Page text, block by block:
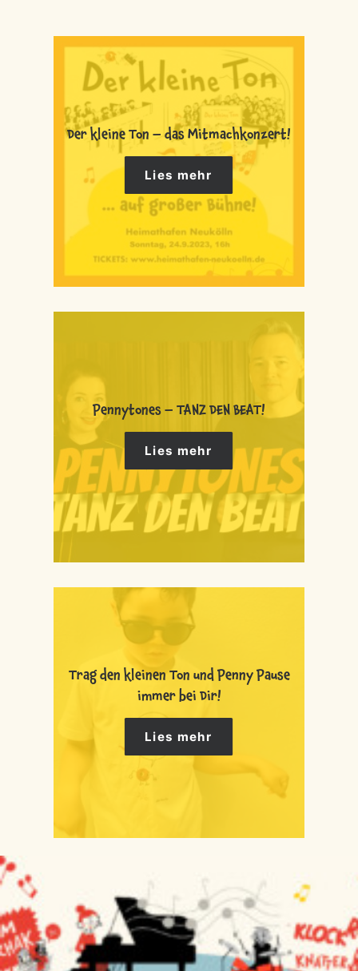
Der kleine Ton – das Mitmachkonzert!
Lies mehr
Pennytones – TANZ DEN BEAT!
Lies mehr
Trag den kleinen Ton und Penny Pause
immer bei Dir!
Lies mehr